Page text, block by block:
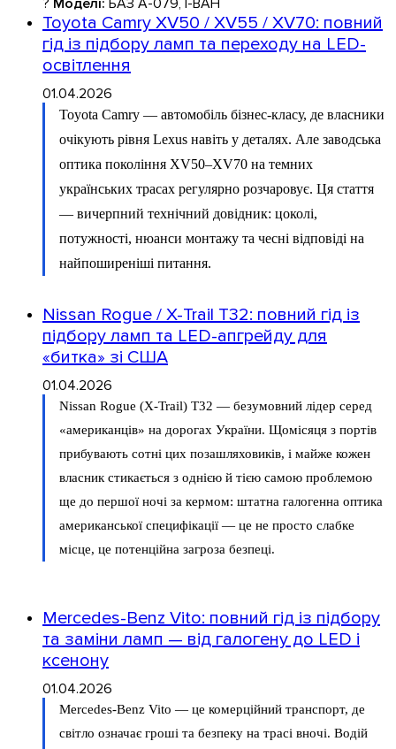
? Моделі: БАЗ А-079, І-ВАН
Toyota Camry XV50 / XV55 / XV70: повний
гід із підбору ламп та переходу на LED-
освітлення
01.04.2026
Toyota Camry — автомобіль бізнес-класу, де власники
очікують рівня Lexus навіть у деталях. Але заводська
оптика покоління XV50–XV70 на темних
українських трасах регулярно розчаровує. Ця стаття
— вичерпний технічний довідник: цоколі,
потужності, нюанси монтажу та чесні відповіді на
найпоширеніші питання.
Nissan Rogue / X-Trail T32: повний гід із
підбору ламп та LED-апгрейду для
«битка» зі США
01.04.2026
Nissan Rogue (X-Trail) T32 — безумовний лідер серед
«американців» на дорогах України. Щомісяця з портів
прибувають сотні цих позашляховиків, і майже кожен
власник стикається з однією й тією самою проблемою
ще до першої ночі за кермом: штатна галогенна оптика
американської специфікації — це не просто слабке
місце, це потенційна загроза безпеці.
Mercedes-Benz Vito: повний гід із підбору
та заміни ламп — від галогену до LED і
ксенону
01.04.2026
Mercedes-Benz Vito — це комерційний транспорт, де
світло означає гроші та безпеку на трасі вночі. Водій